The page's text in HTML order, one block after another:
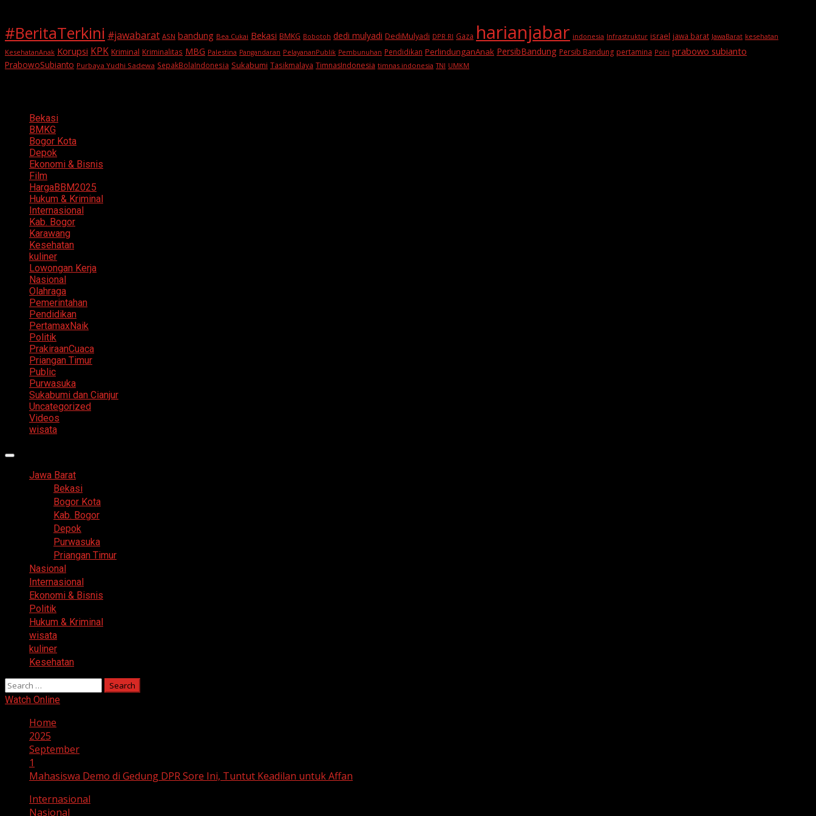
#BeritaTerkini #jawabarat ASN bandung Bea Cukai Bekasi BMKG Bobotoh dedi mulyadi DediMulyadi DPR RI Gaza harianjabar indonesia Infrastruktur israel jawa barat JawaBarat kesehatan
KesehatanAnak Korupsi KPK Kriminal Kriminalitas MBG Palestina Pangandaran PelayananPublik Pembunuhan Pendidikan PerlindunganAnak PersibBandung Persib Bandung pertamina Polri prabowo subianto
PrabowoSubianto Purbaya Yudhi Sadewa SepakBolaIndonesia Sukabumi Tasikmalaya TimnasIndonesia timnas indonesia TNI UMKM
Bekasi
BMKG
Bogor Kota
Depok
Ekonomi & Bisnis
Film
HargaBBM2025
Hukum & Kriminal
Internasional
Kab. Bogor
Karawang
Kesehatan
kuliner
Lowongan Kerja
Nasional
Olahraga
Pemerintahan
Pendidikan
PertamaxNaik
Politik
PrakiraanCuaca
Priangan Timur
Public
Purwasuka
Sukabumi dan Cianjur
Uncategorized
Videos
wisata
Primary
Jawa Barat
Bekasi
Bogor Kota
Kab. Bogor
Depok
Purwasuka
Priangan Timur
Nasional
Internasional
Ekonomi & Bisnis
Politik
Hukum & Kriminal
wisata
kuliner
Kesehatan
Search
for:
Watch Online
Home
2025
September
1
Mahasiswa Demo di Gedung DPR Sore Ini, Tuntut Keadilan untuk Affan
Internasional
Nasional